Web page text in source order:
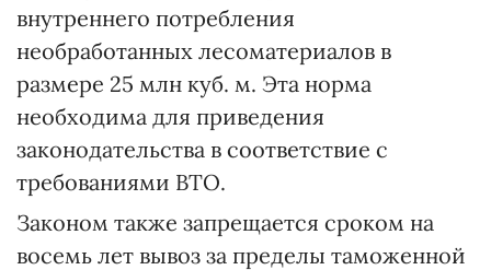
внутреннего потребления
необработанных лесоматериалов в
размере 25 млн куб. м. Эта норма
необходима для приведения
законодательства в соответствие с
требованиями ВТО.
Законом также запрещается сроком на
восемь лет вывоз за пределы таможенной